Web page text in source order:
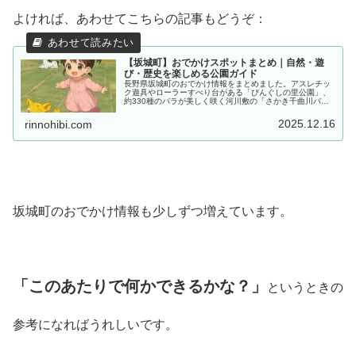
よければ、あわせてこちらの記事もどうぞ：
【坂城町】おでかけスポットまとめ｜自然・遊
び・歴史を楽しめる公園ガイド
長野県坂城町のおでかけ情報をまとめました。アスレチッ
ク遊具やローラーすべり台がある「びんぐしの里公園」、
約330種のバラが美しく咲く河川敷の「さかき千曲川バラ
rinnohibi.com 2025.12.16
坂城町のおでかけ情報も少しずつ増えています。
「このあたりで何かできるかな？」 というときの
参考になればうれしいです。